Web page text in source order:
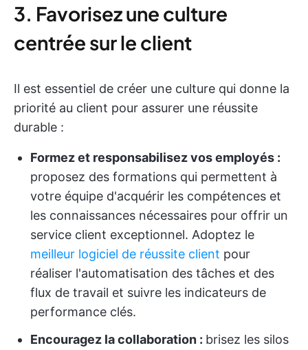
3. Favorisez une culture
centrée sur le client
Il est essentiel de créer une culture qui donne la
priorité au client pour assurer une réussite
durable :
Formez et responsabilisez vos employés :
proposez des formations qui permettent à
votre équipe d'acquérir les compétences et
les connaissances nécessaires pour offrir un
service client exceptionnel. Adoptez le
meilleur logiciel de réussite client pour
réaliser l'automatisation des tâches et des
flux de travail et suivre les indicateurs de
performance clés.
Encouragez la collaboration : brisez les silos